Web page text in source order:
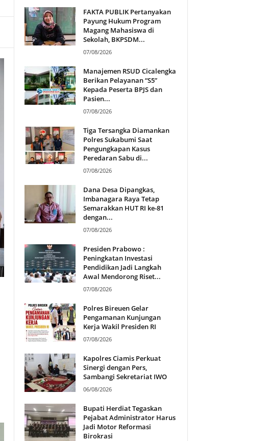
FAKTA PUBLIK Pertanyakan
Payung Hukum Program
Magang Mahasiswa di
Sekolah, BKPSDM...
07/08/2026
Manajemen RSUD Cicalengka
Berikan Pelayanan “S5”
Kepada Peserta BPJS dan
Pasien...
07/08/2026
Tiga Tersangka Diamankan
Polres Sukabumi Saat
Pengungkapan Kasus
Peredaran Sabu di...
07/08/2026
Dana Desa Dipangkas,
Imbanagara Raya Tetap
Semarakkan HUT RI ke-81
dengan...
07/08/2026
Presiden Prabowo :
Peningkatan Investasi
Pendidikan Jadi Langkah
Awal Mendorong Riset...
07/08/2026
Polres Bireuen Gelar
Pengamanan Kunjungan
Kerja Wakil Presiden RI
07/08/2026
Kapolres Ciamis Perkuat
Sinergi dengan Pers,
Sambangi Sekretariat IWO
06/08/2026
Bupati Herdiat Tegaskan
Pejabat Administrator Harus
Jadi Motor Reformasi
Birokrasi